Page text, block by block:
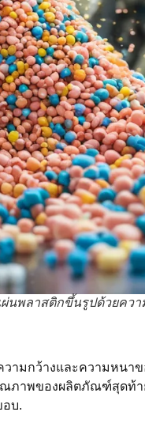
นพลาสติกขึ้นรูปด้วยควา
วามกว้างและความหนา
าพของผลิตภัณฑ์สุดท้า
บ.